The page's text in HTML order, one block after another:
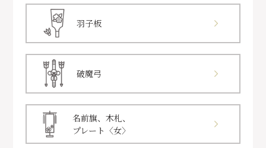
羽子板
破魔弓
名前旗、木札、
プレート〈女〉